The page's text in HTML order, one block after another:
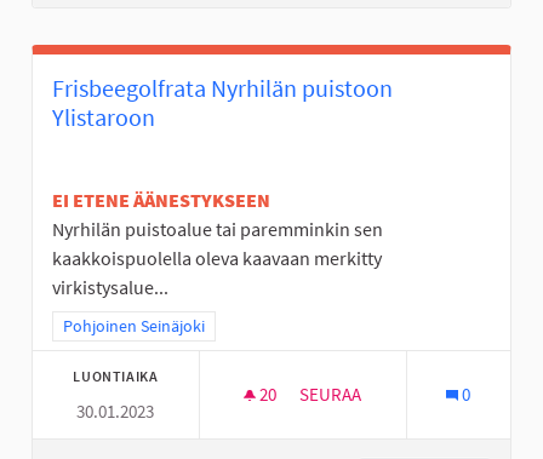
Frisbeegolfrata Nyrhilän puistoon
Ylistaroon
EI ETENE ÄÄNESTYKSEEN
Nyrhilän puistoalue tai paremminkin sen
kaakkoispuolella oleva kaavaan merkitty
virkistysalue...
Rajaa tulokset teeman mukaan: Pohjoinen Seinäjoki
Pohjoinen Seinäjoki
LUONTIAIKA
30.01.2023
20 20 SEURAAJAA
SEURAA 0